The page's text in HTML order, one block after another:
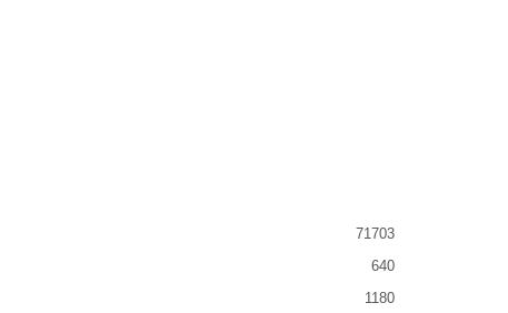
71703
640
1180